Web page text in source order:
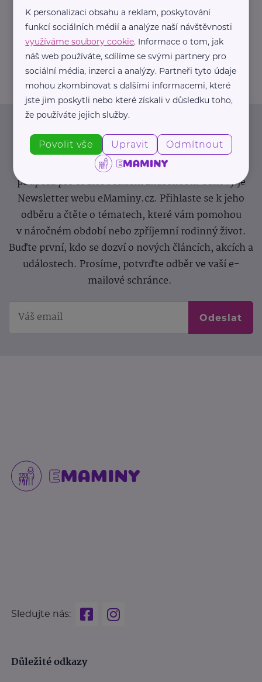
https://hartmanndirect.com/cs-cz
+420 800 100 150
info@hartmanndirect.cz
Newsletter
Pravidelný přísun novinek, inspirace na každý den,
podpora pro rodiče i sdílení zkušeností. Takový je
Newsletter webu eMaminy.cz. Přihlaste se k jeho
odběru a čtěte o tématech, které vám pomohou
v náročném období nebo zpříjemní rodinný život.
Buďte první, kdo se dozví o nových článcích, akcích a
událostech. Prosíme, potvrďte odběr ve vaší e-
mailové schránce.
Odeslat
Sledujte nás:
Důležité odkazy
K personalizaci obsahu a reklam, poskytování
funkcí sociálních médií a analýze naší návštěvnosti
využíváme soubory cookie. Informace o tom, jak
náš web používáte, sdílíme se svými partnery pro
sociální média, inzerci a analýzy. Partneři tyto údaje
mohou zkombinovat s dalšími informacemi, které
jste jim poskytli nebo které získali v důsledku toho,
že používáte jejich služby.
Povolit vše Upravit Odmítnout